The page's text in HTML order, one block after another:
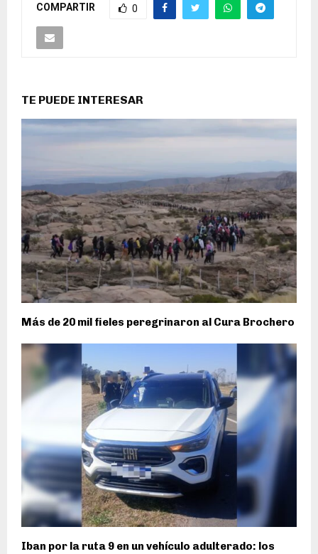
COMPARTIR 0
TE PUEDE INTERESAR
Más de 20 mil fieles peregrinaron al Cura Brochero
Iban por la ruta 9 en un vehículo adulterado: los